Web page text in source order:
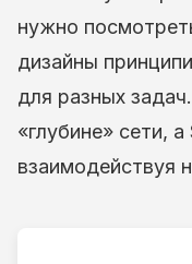
нужно
дизайны
для разных
«глубине» сети,
взаимодействуя